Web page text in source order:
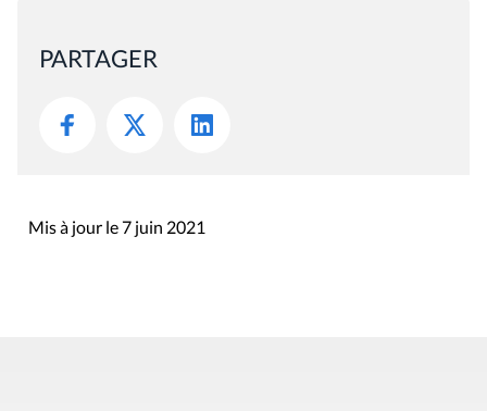
PARTAGER
Mis à jour le 7 juin 2021